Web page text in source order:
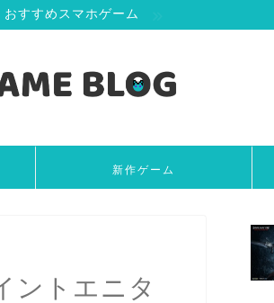
おすすめスマホゲーム
新作ゲーム
ントエニタ